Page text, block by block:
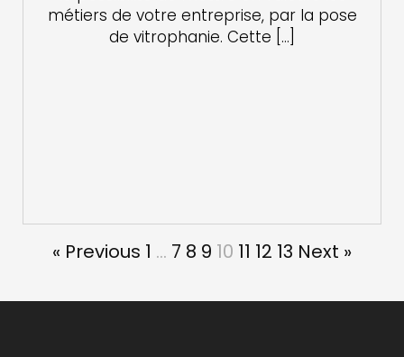
métiers de votre entreprise, par la pose
de vitrophanie. Cette […]
« Previous 1 … 7 8 9 10 11 12 13 Next »